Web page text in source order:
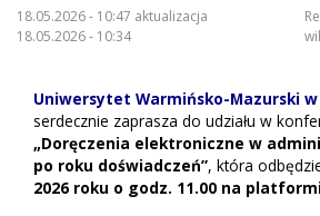
18.05.2026 - 10:47 aktualizacja
18.05.2026 - 10:34
Uniwersytet Warmińsko-Mazurski
serdecznie zaprasza do udziału w
„Doręczenia elektroniczne w
po roku doświadczeń”, która
2026 roku o godz. 11.00 na